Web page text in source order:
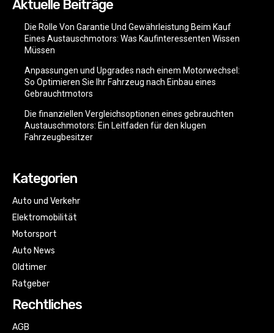
Aktuelle Beiträge
Die Rolle Von Garantie Und Gewährleistung Beim Kauf
Eines Austauschmotors: Was Kaufinteressenten Wissen
Müssen
Anpassungen und Upgrades nach einem Motorwechsel:
So Optimieren Sie Ihr Fahrzeug nach Einbau eines
Gebrauchtmotors
Die finanziellen Vergleichsoptionen eines gebrauchten
Austauschmotors: Ein Leitfaden für den klugen
Fahrzeugbesitzer
Kategorien
Auto und Verkehr
Elektromobilität
Motorsport
Auto News
Oldtimer
Ratgeber
Rechtliches
AGB